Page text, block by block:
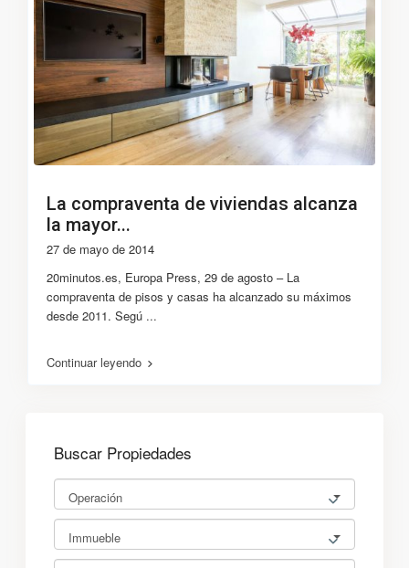
La compraventa de viviendas alcanza
la mayor...
27 de mayo de 2014
20minutos.es, Europa Press, 29 de agosto – La
compraventa de pisos y casas ha alcanzado su máximos
desde 2011. Segú ...
Continuar leyendo
Buscar Propiedades
Operación
Immueble